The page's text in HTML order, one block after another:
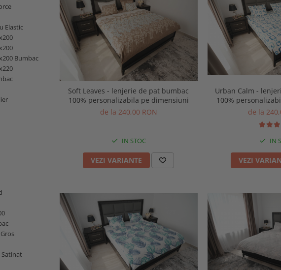
Elastic
Bumbac
Satinat
Soft Leaves - lenjerie de pat bumbac
100% personalizabila pe dimensiuni
de la 240,00 RON
IN STOC
VEZI VARIANTE
Urban Calm -
100%
de la
IN
VEZI